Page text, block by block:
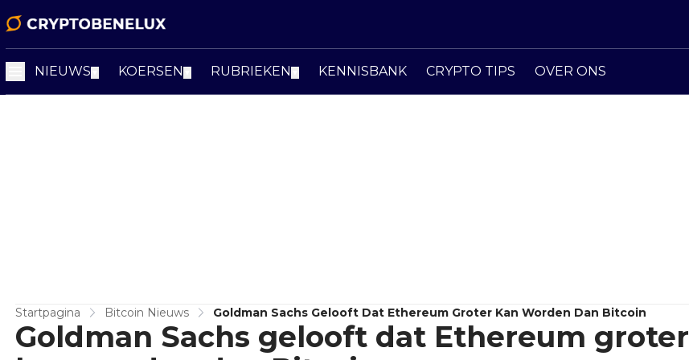
NIEUWS KOERSEN RUBRIEKEN KENNISBANK CRYPTO TIPS OVER ONS
Startpagina Bitcoin Nieuws Goldman Sachs Gelooft Dat Ethereum Groter Kan Worden Dan Bitcoin
Goldman Sachs gelooft dat Ethereum groter